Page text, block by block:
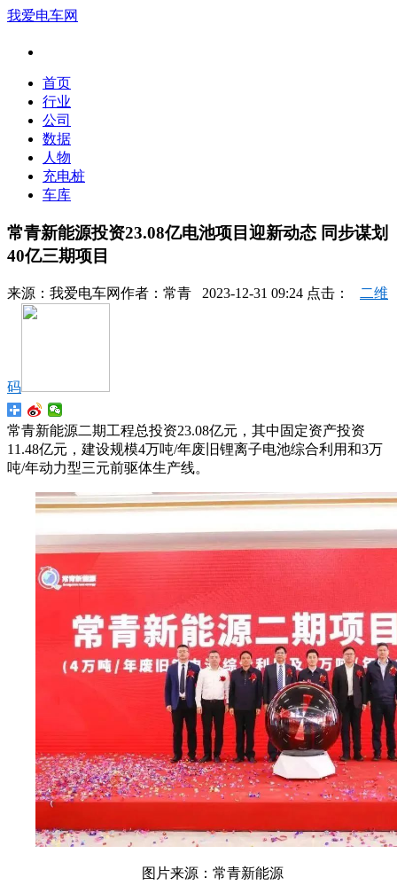
我爱电车网
首页
行业
公司
数据
人物
充电桩
车库
常青新能源投资23.08亿电池项目迎新动态 同步谋划
40亿三期项目
来源： 我爱电车网作者： 常青 2023-12-31 09:24 点击： 二维
码
常青新能源二期工程总投资23.08亿元，其中固定资产投资
11.48亿元，建设规模4万吨/年废旧锂离子电池综合利用和3万
吨/年动力型三元前驱体生产线。
图片来源：常青新能源